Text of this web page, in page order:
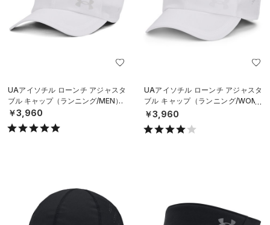
UAアイソチル ローンチ アジャスタ
ブル キャップ（ランニング/MEN）
￥3,960
UAアイソチル ローンチ アジャスタ
ブル キャップ（ランニング/WOME
N）
￥3,960